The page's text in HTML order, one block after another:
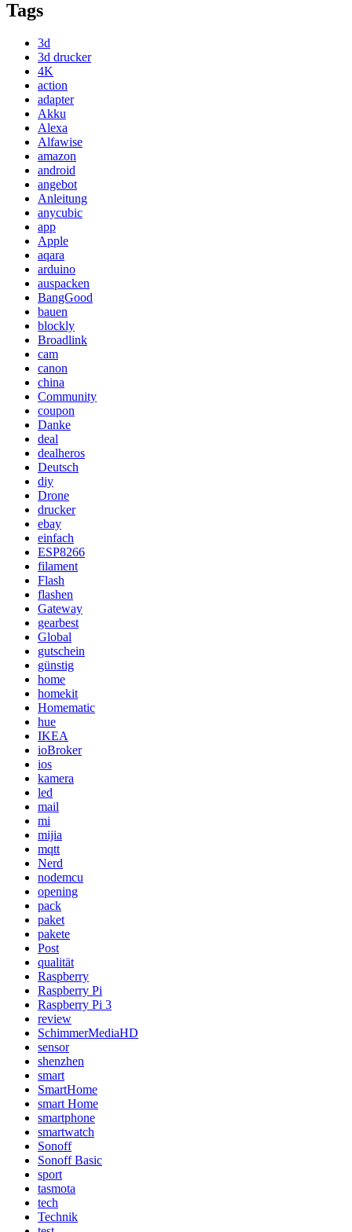
Tags
3d
3d drucker
4K
action
adapter
Akku
Alexa
Alfawise
amazon
android
angebot
Anleitung
anycubic
app
Apple
aqara
arduino
auspacken
BangGood
bauen
blockly
Broadlink
cam
canon
china
Community
coupon
Danke
deal
dealheros
Deutsch
diy
Drone
drucker
ebay
einfach
ESP8266
filament
Flash
flashen
Gateway
gearbest
Global
gutschein
günstig
home
homekit
Homematic
hue
IKEA
ioBroker
ios
kamera
led
mail
mi
mijia
mqtt
Nerd
nodemcu
opening
pack
paket
pakete
Post
qualität
Raspberry
Raspberry Pi
Raspberry Pi 3
review
SchimmerMediaHD
sensor
shenzhen
smart
SmartHome
smart Home
smartphone
smartwatch
Sonoff
Sonoff Basic
sport
tasmota
tech
Technik